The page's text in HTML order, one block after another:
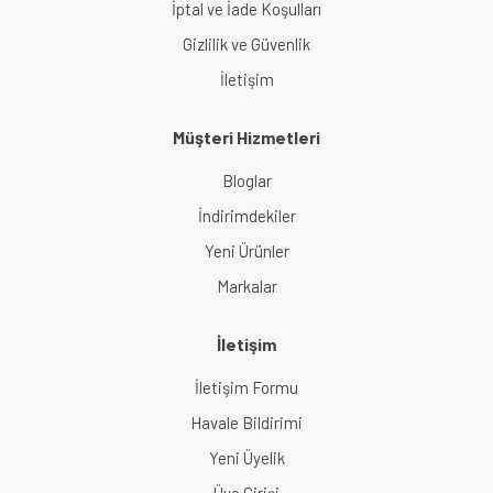
İptal ve İade Koşulları
Gizlilik ve Güvenlik
İletişim
Müşteri Hizmetleri
Bloglar
İndirimdekiler
Yeni Ürünler
Markalar
İletişim
İletişim Formu
Havale Bildirimi
Yeni Üyelik